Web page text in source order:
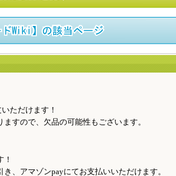
ただけます！
すので、欠品の可能性もございます。
、アマゾンpayにてお支払いいただけます。